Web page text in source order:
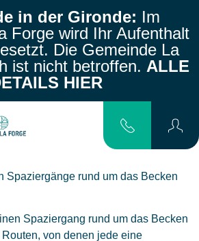
in der Gironde: Im
Forge wird Ihr Aufenthalt
Die Gemeinde La
ist nicht betroffen. ALLE
HIER
Spaziergänge rund um das Becken
Spaziergang rund um das Becken
von denen jede eine